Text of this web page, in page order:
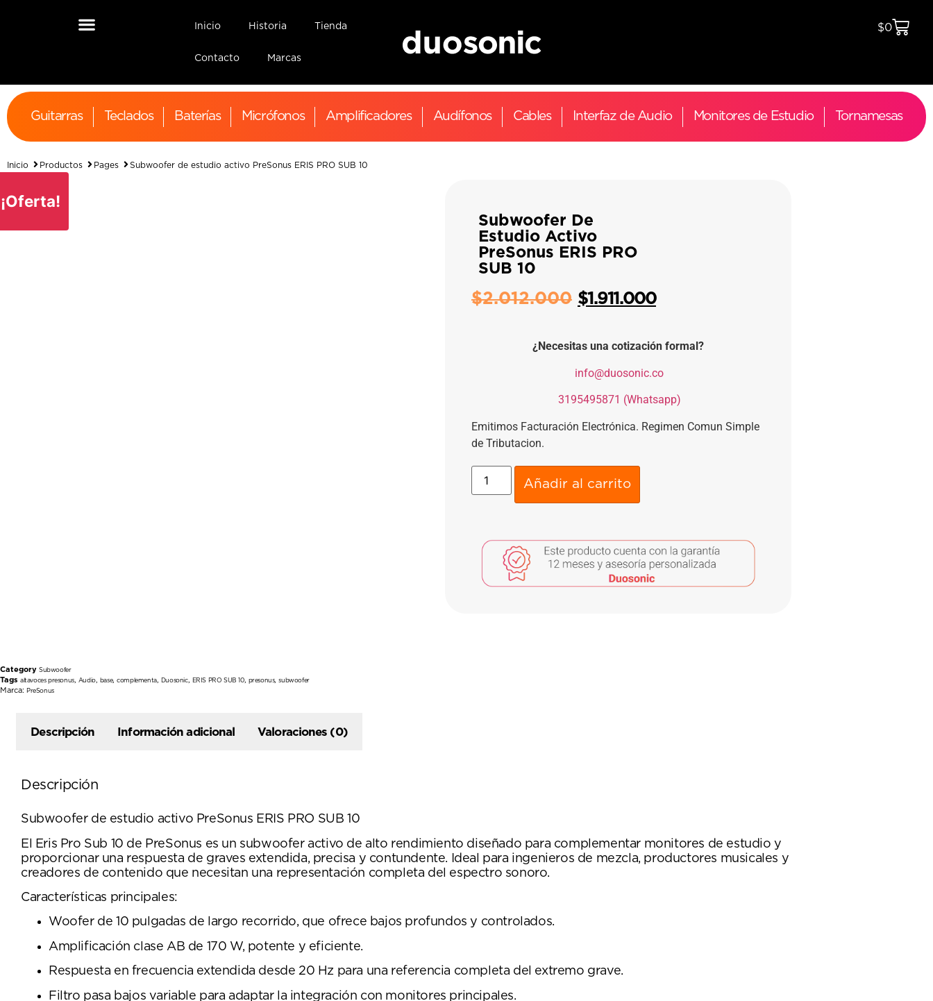
Inicio Historia Tienda
Contacto Marcas
$0
Guitarras Teclados Baterías Micrófonos Amplificadores Audífonos Cables Interfaz de Audio Monitores de Estudio Tornamesas
Inicio Productos Pages Subwoofer de estudio activo PreSonus ERIS PRO SUB 10
¡Oferta!
Category Subwoofer
Tags altavoces presonus, Audio, base,complementa, Duosonic, ERIS PRO SUB 10, presonus,subwoofer
Marca: PreSonus
Subwoofer De
Estudio Activo
PreSonus ERIS PRO
SUB 10
$2.012.000 $1.911.000
¿Necesitas una cotización formal?
info@duosonic.co
3195495871 (Whatsapp)
Emitimos Facturación Electrónica. Regimen Comun Simple
de Tributacion.
Añadir al carrito
Descripción Información adicional Valoraciones (0)
Descripción
Subwoofer de estudio activo PreSonus ERIS PRO SUB 10
El Eris Pro Sub 10 de PreSonus es un subwoofer activo de alto rendimiento diseñado para complementar monitores de estudio y
proporcionar una respuesta de graves extendida, precisa y contundente. Ideal para ingenieros de mezcla, productores musicales y
creadores de contenido que necesitan una representación completa del espectro sonoro.
Características principales:
Woofer de 10 pulgadas de largo recorrido, que ofrece bajos profundos y controlados.
Amplificación clase AB de 170 W, potente y eficiente.
Respuesta en frecuencia extendida desde 20 Hz para una referencia completa del extremo grave.
Filtro pasa bajos variable para adaptar la integración con monitores principales.